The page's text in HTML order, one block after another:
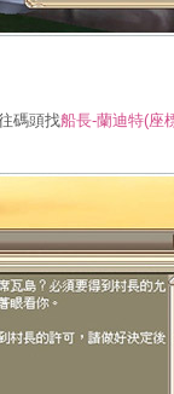
碼頭找船長-蘭迪特(座